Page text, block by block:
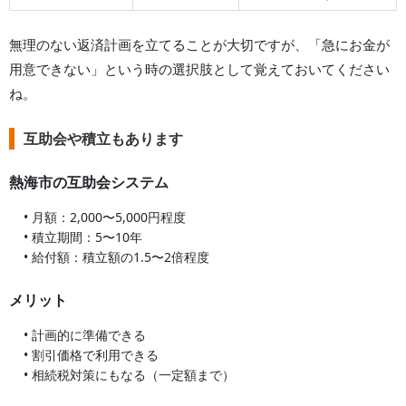
無理のない返済計画を立てることが大切ですが、「急にお金が
用意できない」という時の選択肢として覚えておいてください
ね。
互助会や積立もあります
熱海市の互助会システム
• 月額：2,000〜5,000円程度
• 積立期間：5〜10年
• 給付額：積立額の1.5〜2倍程度
メリット
• 計画的に準備できる
• 割引価格で利用できる
• 相続税対策にもなる（一定額まで）